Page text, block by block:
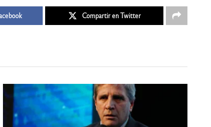
Compartir en Twitter